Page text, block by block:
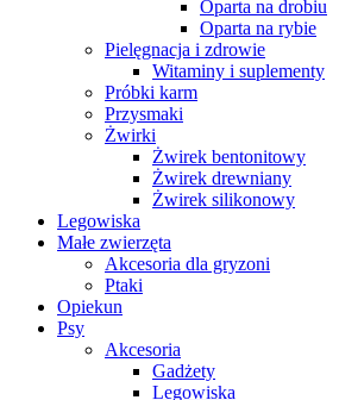
Oparta na drobiu
Oparta na rybie
Pielęgnacja i zdrowie
Witaminy i suplementy
Próbki karm
Przysmaki
Żwirki
Żwirek bentonitowy
Żwirek drewniany
Żwirek silikonowy
Legowiska
Małe zwierzęta
Akcesoria dla gryzoni
Ptaki
Opiekun
Psy
Akcesoria
Gadżety
Legowiska